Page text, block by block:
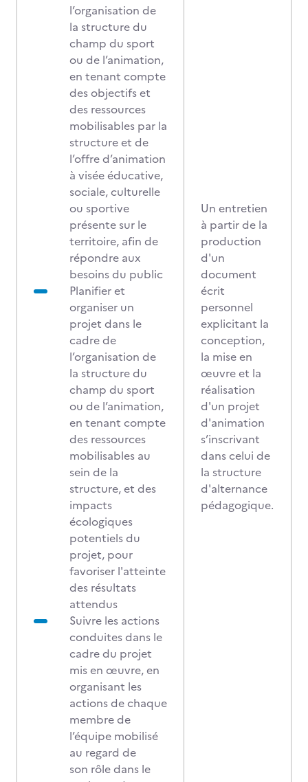
l’organisation de
la structure du
champ du sport
ou de l’animation,
en tenant compte
des objectifs et
des ressources
mobilisables par la
structure et de
l’offre d’animation
à visée éducative,
sociale, culturelle
ou sportive
présente sur le
territoire, afin de
répondre aux
besoins du public
Planifier et
organiser un
projet dans le
cadre de
l’organisation de
la structure du
champ du sport
ou de l’animation,
en tenant compte
des ressources
mobilisables au
sein de la
structure, et des
impacts
écologiques
potentiels du
projet, pour
favoriser l'atteinte
des résultats
attendus
Suivre les actions
conduites dans le
cadre du projet
mis en œuvre, en
organisant les
actions de chaque
membre de
l’équipe mobilisé
au regard de
son rôle dans le
Un entretien
à partir de la
production
d'un
document
écrit
personnel
explicitant la
conception,
la mise en
œuvre et la
réalisation
d'un projet
d'animation
s’inscrivant
dans celui de
la structure
d'alternance
pédagogique.